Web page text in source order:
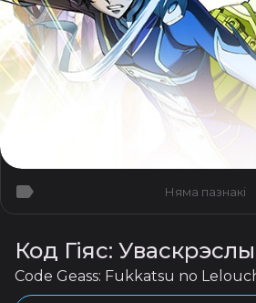
Няма пазнакі
Код Гіяс:
Code Geass: Fukkatsu no